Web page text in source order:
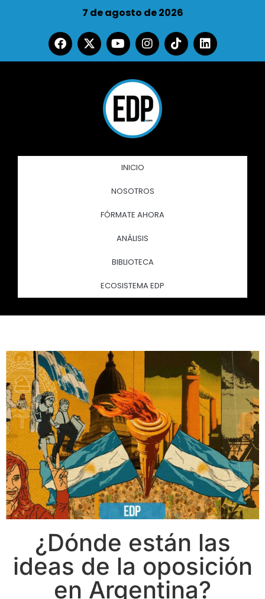
7 de agosto de 2026
INICIO
NOSOTROS
FÓRMATE AHORA
ANÁLISIS
BIBLIOTECA
ECOSISTEMA EDP
¿Dónde están las
ideas de la oposición
en Argentina?